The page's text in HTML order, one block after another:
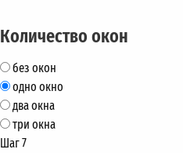
Количество окон
без окон
одно окно
два окна
три окна
Шаг 7